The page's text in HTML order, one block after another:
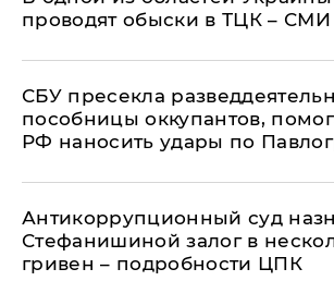
проводят обыски в ТЦК – СМИ
СБУ пресекла
пособницы оккупантов,
РФ наносить удары по
Антикоррупционный суд
Стефанишиной залог в
гривен – подробности ЦПК